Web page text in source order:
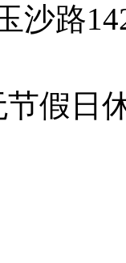
沙路
节假日